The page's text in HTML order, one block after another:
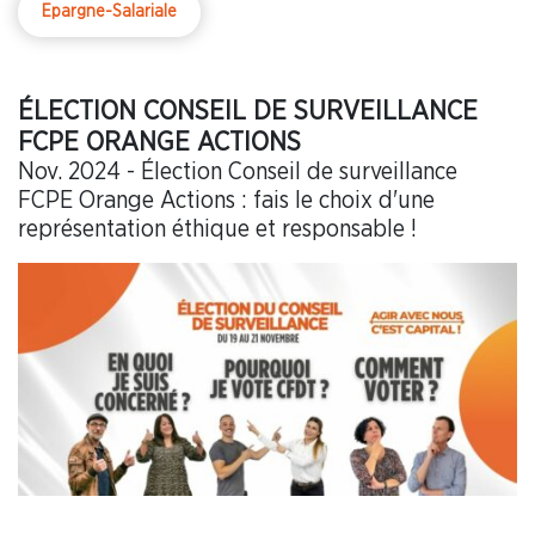
Epargne-Salariale
ÉLECTION CONSEIL DE SURVEILLANCE
FCPE ORANGE ACTIONS
Nov. 2024 - Élection Conseil de surveillance
FCPE Orange Actions : fais le choix d'une
représentation éthique et responsable !